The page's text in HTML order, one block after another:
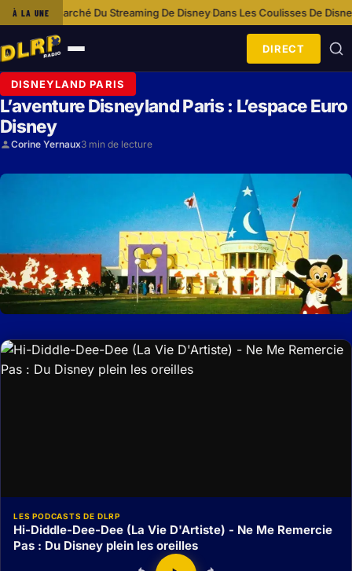
À LA UNE
Marché Du Streaming De Disney·Dans Les Coulisses De Disneyland
Ouvrir
le
menu
DIRECT
DISNEYLAND PARIS
L’aventure Disneyland Paris : L’espace Euro
Disney
Corine Yernaux3 min de lecture
LES PODCASTS DE DLRP
Hi-Diddle-Dee-Dee (La Vie D'Artiste) - Ne Me Remercie
Pas : Du Disney plein les oreilles